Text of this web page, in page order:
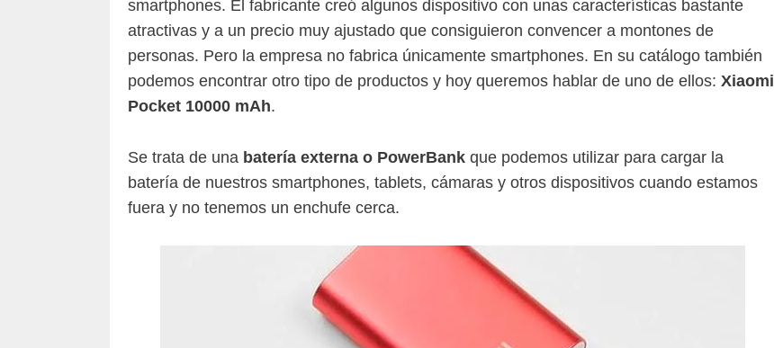
smartphones. El fabricante creó algunos dispositivo con unas características bastante
atractivas y a un precio muy ajustado que consiguieron convencer a montones de
personas. Pero la empresa no fabrica únicamente smartphones. En su catálogo también
podemos encontrar otro tipo de productos y hoy queremos hablar de uno de ellos: Xiaomi
Pocket 10000 mAh.
Se trata de una batería externa o PowerBank que podemos utilizar para cargar la
batería de nuestros smartphones, tablets, cámaras y otros dispositivos cuando estamos
fuera y no tenemos un enchufe cerca.